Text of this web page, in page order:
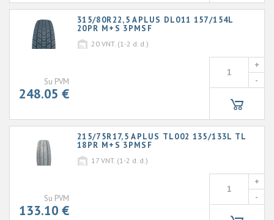
315/80R22,5 APLUS DL011 157/154L
20PR M+S 3PMSF
20 VNT. (1-2 d. d.)
Su PVM
248.05 €
+
-
215/75R17,5 APLUS TL002 135/133L TL
18PR M+S 3PMSF
17 VNT. (1-2 d. d.)
Su PVM
133.10 €
+
-